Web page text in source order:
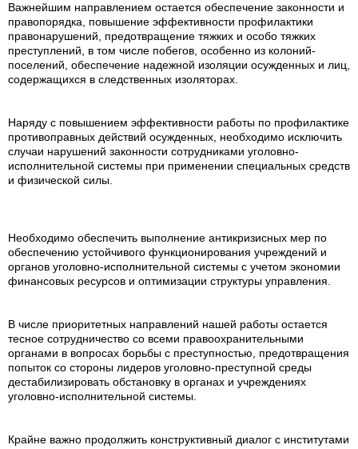
Важнейшим направлением остается обеспечение законности и
правопорядка, повышение эффективности профилактики
правонарушений, предотвращение тяжких и особо тяжких
преступлений, в том числе побегов, особенно из колоний-
поселений, обеспечение надежной изоляции осужденных и лиц,
содержащихся в следственных изоляторах.
Наряду с повышением эффективности работы по профилактике
противоправных дей­ствий осужденных, необходимо исключить
случаи нарушений законности сотрудниками уголовно-
исполнительной системы при применении специальных средств
и физической силы.
Необходимо обеспечить выполнение антикризисных мер по
обеспечению устойчивого функционирования учреждений и
органов уголовно-исполнительной системы с учетом экономии
финансовых ресурсов и оптимизации структуры управления.
В числе приоритетных направлений нашей работы остается
тесное сотрудничество со всеми правоохранительными
органами в вопросах борьбы с преступностью, предотвращения
попыток со стороны лидеров уголовно-преступной среды
дестабилизировать обстановку в органах и учреждениях
уголовно-исполнительной системы.
Крайне важно продолжить конструктивный диалог с институтами